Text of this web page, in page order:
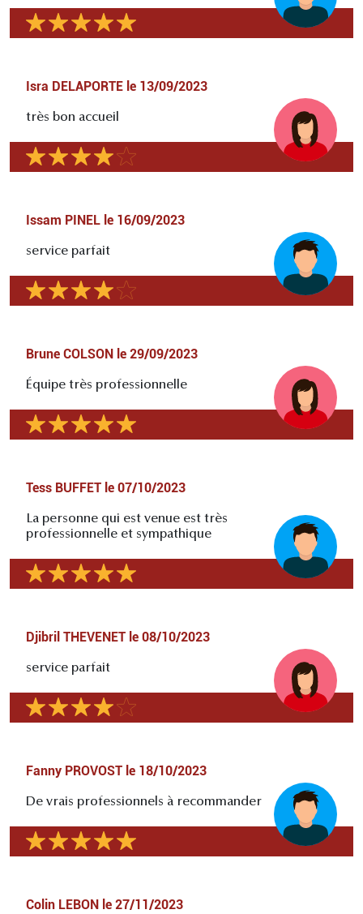
Isra DELAPORTE le 13/09/2023
très bon accueil
Issam PINEL le 16/09/2023
service parfait
Brune COLSON le 29/09/2023
Équipe très professionnelle
Tess BUFFET le 07/10/2023
La personne qui est venue est très
professionnelle et sympathique
Djibril THEVENET le 08/10/2023
service parfait
Fanny PROVOST le 18/10/2023
De vrais professionnels à recommander
Colin LEBON le 27/11/2023